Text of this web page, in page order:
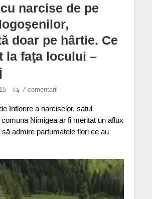
narcise de pe
doar pe hârtie. Ce
la faţa locului –
7 comentarii
înflorire a narciselor, satul
Nimigea ar fi meritat un aflux
admire parfumatele flori ce au